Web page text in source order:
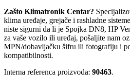
Zašto Klimatronik Centar?
klima uređaje, grejače i rashladne
niste sigurni da li je Spojka DN8, HP
za vaše vozilo ili uređaj, pošaljite nam
MPN/dobavljačku šifru ili fotografiju i
kompatibilnosti.
Interna referenca proizvoda: 90463.